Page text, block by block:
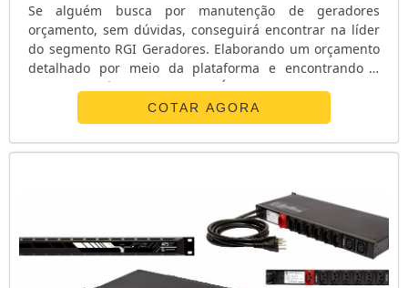
Se alguém busca por manutenção de geradores
orçamento, sem dúvidas, conseguirá encontrar na líder
do segmento RGI Geradores. Elaborando um orçamento
detalhado por meio da plataforma e encontrando a
melhor referência do mercado.É importante lembrar que
o serviço deve sempre ser prestado por empresas
especializadas no segmento. Esse tipo de cuidado ajuda
a garantir a qualidade e assertividade do serviço, além
COTAR AGORA